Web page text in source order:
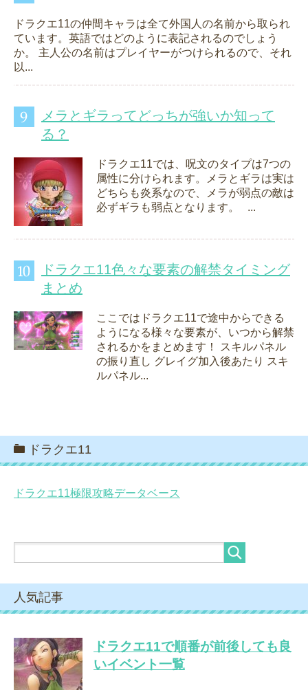
ドラクエ11の仲間キャラは全て外国人の名前から取られ
ています。英語ではどのように表記されるのでしょう
か。 主人公の名前はプレイヤーがつけられるので、それ
以...
メラとギラってどっちが強いか知って
る？
ドラクエ11では、呪文のタイプは7つの
属性に分けられます。メラとギラは実は
どちらも炎系なので、メラが弱点の敵は
必ずギラも弱点となります。 ...
ドラクエ11色々な要素の解禁タイミング
まとめ
ここではドラクエ11で途中からできる
ようになる様々な要素が、いつから解禁
されるかをまとめます！ スキルパネル
の振り直し グレイグ加入後あたり スキ
ルパネル...
ドラクエ11
ドラクエ11極限攻略データベース
人気記事
ドラクエ11で順番が前後しても良
いイベント一覧